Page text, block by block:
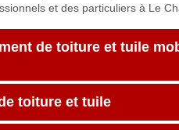
et des particuliers à Le
de toiture et tuile
toiture et tuile